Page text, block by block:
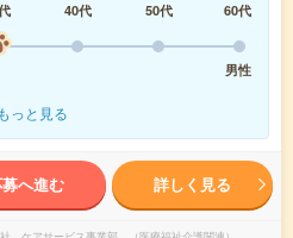
40代 50代
60代
男性
もっと見る
へ進む 詳しく見る